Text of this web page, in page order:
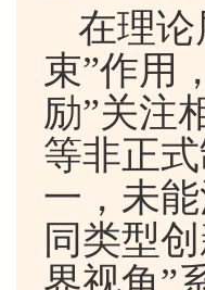
在理
束”作用
励”关注
等非正
一，未
同类型